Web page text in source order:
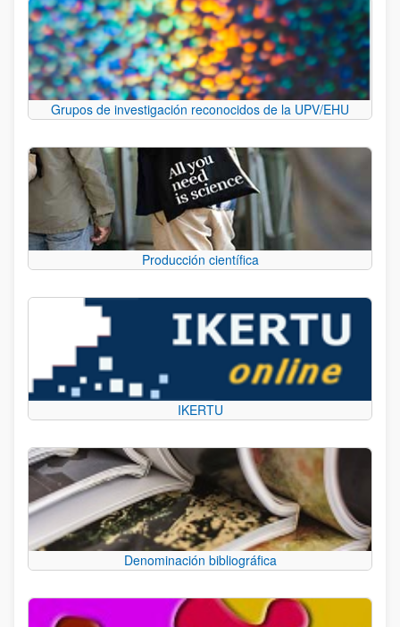
Grupos de investigación reconocidos de la UPV/EHU
Producción científica
IKERTU
Denominación bibliográfica